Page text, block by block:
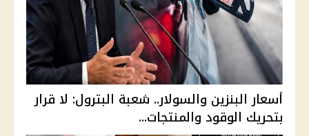
أسعار البنزين والسولار.. شعبة البترول: لا قرار
بتحريك الوقود والمنتجات...